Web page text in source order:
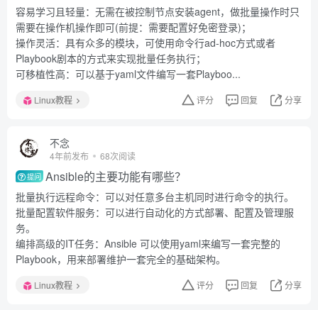
容易学习且轻量：无需在被控制节点安装agent，做批量操作时只
需要在操作机操作即可(前提：需要配置好免密登录)；
操作灵活：具有众多的模块，可使用命令行ad-hoc方式或者
Playbook剧本的方式来实现批量任务执行；
可移植性高：可以基于yaml文件编写一套Playboo...
Linux教程 评分 回复 分享
不念
4年前发布 68次阅读
提问 Ansible的主要功能有哪些？
批量执行远程命令：可以对任意多台主机同时进行命令的执行。
批量配置软件服务：可以进行自动化的方式部署、配置及管理服
务。
编排高级的IT任务：Ansible 可以使用yaml来编写一套完整的
Playbook，用来部署维护一套完全的基础架构。
Linux教程 评分 回复 分享